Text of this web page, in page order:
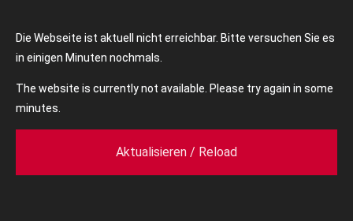
Die Webseite ist aktuell nicht erreichbar. Bitte versuchen Sie es
in einigen Minuten nochmals.
The website is currently not available. Please try again in some
minutes.
Aktualisieren / Reload